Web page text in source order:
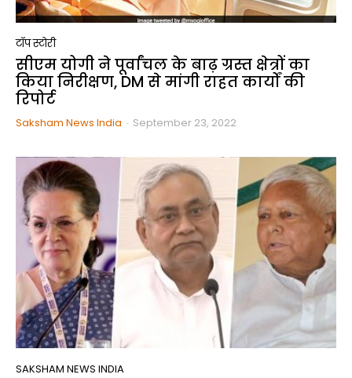
टॉप स्टोरी
सीएम योगी ने पूर्वांचल के बाढ़ ग्रस्त क्षेत्रों का
किया निरीक्षण, DM से मांगी राहत कार्यों की
रिपोर्ट
Saksham News India - September 23, 2022
SAKSHAM NEWS INDIA